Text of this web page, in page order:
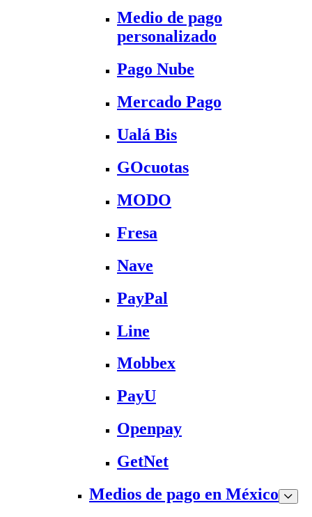
Medio de pago
personalizado
Pago Nube
Mercado Pago
Ualá Bis
GOcuotas
MODO
Fresa
Nave
PayPal
Line
Mobbex
PayU
Openpay
GetNet
Medios de pago en México